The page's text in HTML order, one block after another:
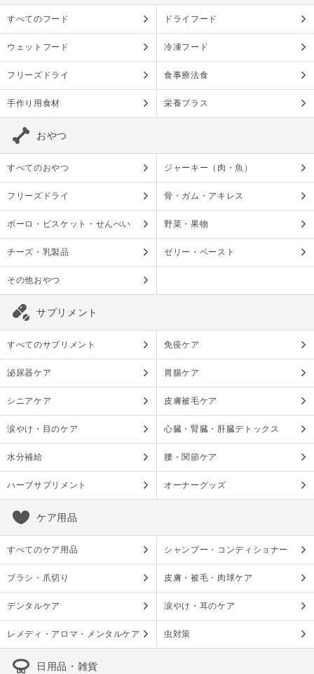
すべてのフード ドライフード
ウェットフード 冷凍フード
フリーズドライ 食事療法食
手作り用食材 栄養プラス
おやつ
すべてのおやつ ジャーキー（肉・魚）
フリーズドライ 骨・ガム・アキレス
ボーロ・ビスケット・せんべい 野菜・果物
チーズ・乳製品 ゼリー・ペースト
その他おやつ
サプリメント
すべてのサプリメント 免疫ケア
泌尿器ケア 胃腸ケア
シニアケア 皮膚被毛ケア
涙やけ・目のケア 心臓・腎臓・肝臓デトックス
水分補給 腰・関節ケア
ハーブサプリメント オーナーグッズ
ケア用品
すべてのケア用品 シャンプー・コンディショナー
ブラシ・爪切り 皮膚・被毛・肉球ケア
デンタルケア 涙やけ・耳のケア
レメディ・アロマ・メンタルケア 虫対策
日用品・雑貨